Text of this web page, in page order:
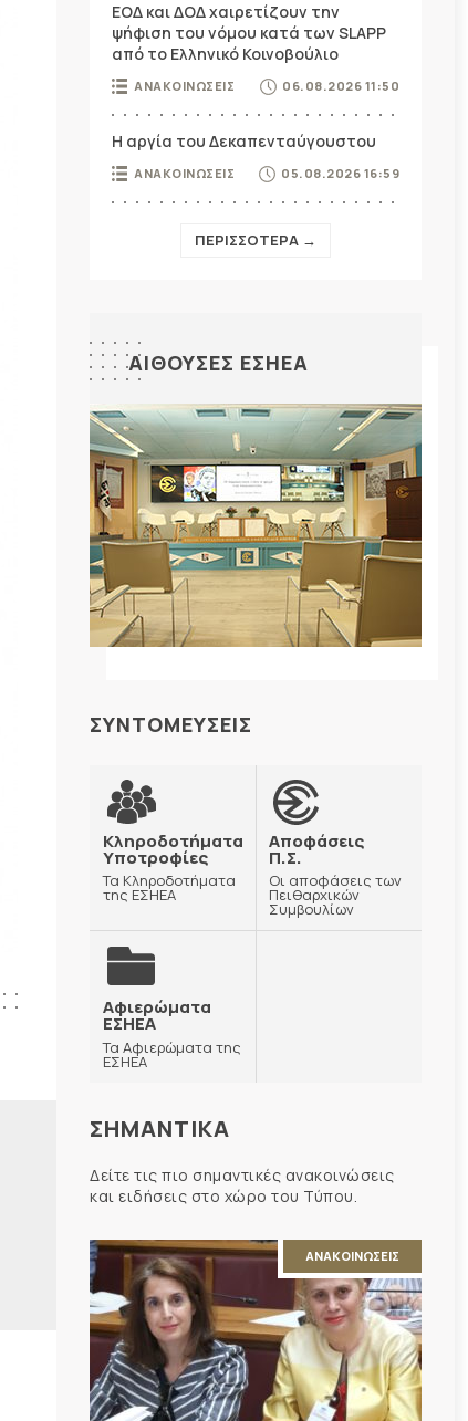
ΕΟΔ και ΔΟΔ χαιρετίζουν την
ψήφιση του νόμου κατά των SLAPP
από το Ελληνικό Κοινοβούλιο
ΑΝΑΚΟΙΝΩΣΕΙΣ 06.08.2026 11:50
Η αργία του Δεκαπενταύγουστου
ΑΝΑΚΟΙΝΩΣΕΙΣ 05.08.2026 16:59
ΠΕΡΙΣΣΟΤΕΡΑ →
ΑΙΘΟΥΣΕΣ ΕΣΗΕΑ
ΣΥΝΤΟΜΕΥΣΕΙΣ
Κληροδοτήματα
Υποτροφίες
Τα Κληροδοτήματα
της ΕΣΗΕΑ
Αποφάσεις
Π.Σ.
Οι αποφάσεις των
Πειθαρχικών
Συμβουλίων
Αφιερώματα
ΕΣΗΕΑ
Τα Αφιερώματα της
ΕΣΗΕΑ
ΣΗΜΑΝΤΙΚΑ
Δείτε τις πιο σημαντικές ανακοινώσεις
και ειδήσεις στο χώρο του Τύπου.
ΑΝΑΚΟΙΝΩΣΕΙΣ